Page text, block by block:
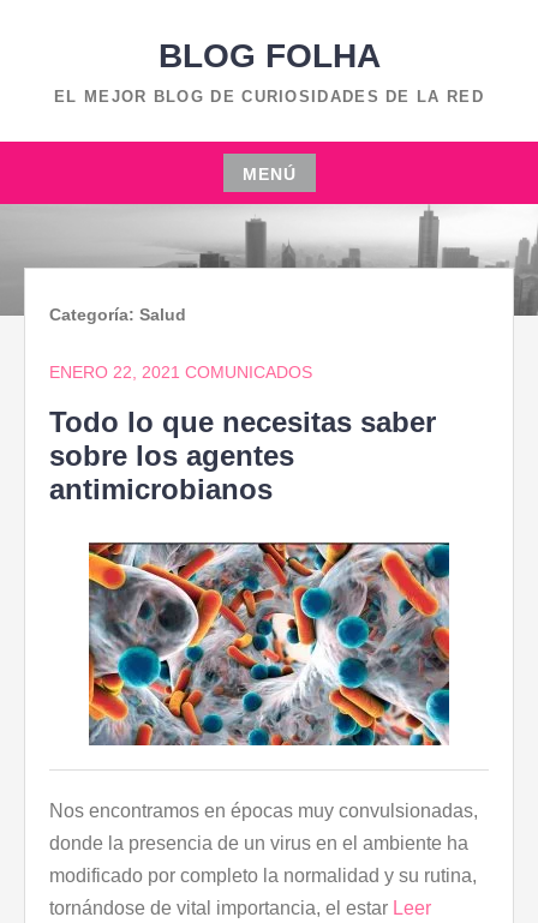
BLOG FOLHA
EL MEJOR BLOG DE CURIOSIDADES DE LA RED
MENÚ
Saltar
contenido
Categoría: Salud
ENERO 22, 2021 COMUNICADOS
Todo lo que necesitas saber
sobre los agentes
antimicrobianos
Nos encontramos en épocas muy convulsionadas,
donde la presencia de un virus en el ambiente ha
modificado por completo la normalidad y su rutina,
tornándose de vital importancia, el estar Leer